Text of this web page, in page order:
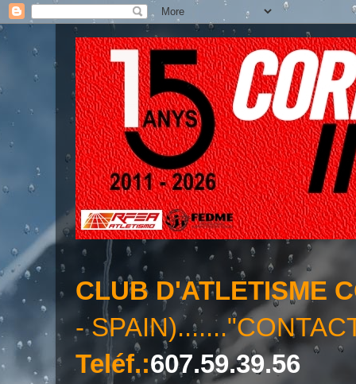
CLUB D'ATLETISME
-
Teléf.:607.59.39.56